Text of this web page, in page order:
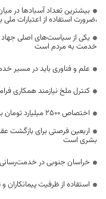
بیشترین تعداد آسبادها در
،ضرورت استفاده از اعتبارات
یکی از سیاست‌های اصلی
خدمت به مردم است
علم و فناوری باید در مسیر
کنترل ملخ نیازمند همکاری
اختصاص 2500 میلیارد تومان برای توسعه راه‌های دوبانده خراسان جنوبی
اربعین فرصتی برای بازگشت
بشری است
خراسان جنوبی در
استفاده از ظرفیت پیمانکاران